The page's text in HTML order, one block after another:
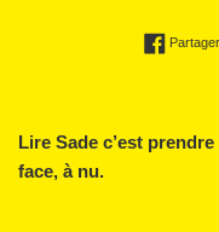
Partager
Lire Sade c’est
face, à nu.